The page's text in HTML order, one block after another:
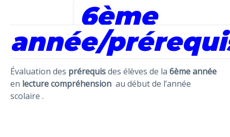
6ème
année/
Évaluation des prérequisdes élèves de la 6ème année
en lecturecompréhension au début de l’année
scolaire .